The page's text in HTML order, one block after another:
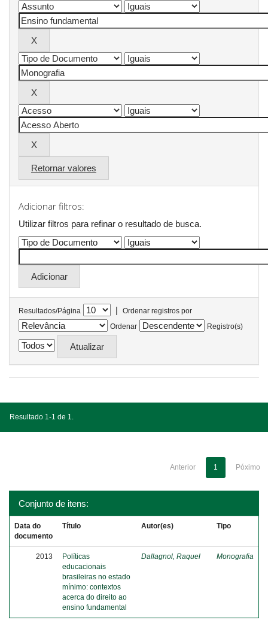
Retornar valores
Adicionar filtros:
Utilizar filtros para refinar o resultado de busca.
Resultados/Página |
Ordenar registros por
Ordenar
Registro(s)
Resultado 1-1 de 1.
Anterior 1 Póximo
Conjunto de itens:
Data do
documento
Título Autor(es) Tipo
2013
Políticas
educacionais
brasileiras no estado
mínimo: contextos
acerca do direito ao
ensino fundamental
Dallagnol, Raquel Monografia